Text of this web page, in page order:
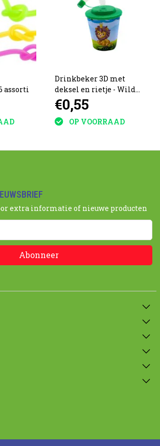
assorti
Drinkbeker 3D met
deksel en rietje - Wild
Animals
€0,55
OP VOORRAAD
extra informatie of nieuwe producten
Abonneer